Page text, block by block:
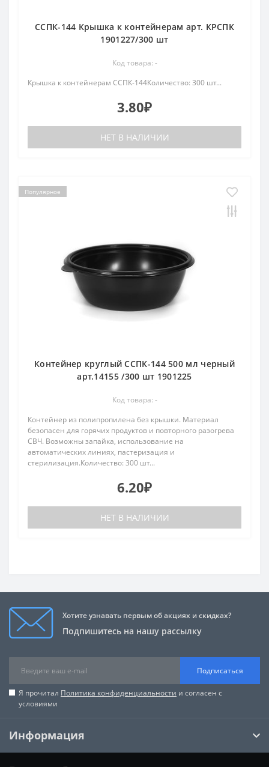
ССПК-144 Крышка к контейнерам арт. КРСПК
1901227/300 шт
Код товара: -
Крышка к контейнерам ССПК-144Количество: 300 шт...
3.80₽
НЕТ В НАЛИЧИИ
Популярное
Контейнер круглый ССПК-144 500 мл черный
арт.14155 /300 шт 1901225
Код товара: -
Контейнер из полипропилена без крышки. Материал
безопасен для горячих продуктов и повторного разогрева
СВЧ. Возможны запайка, использование на
автоматических линиях, пастеризация и
стерилизация.Количество: 300 шт...
6.20₽
НЕТ В НАЛИЧИИ
Хотите узнавать первым об акциях и скидках?
Подпишитесь на нашу рассылку
Подписаться
Я прочитал Политика конфиденциальности и согласен с
условиями
Информация